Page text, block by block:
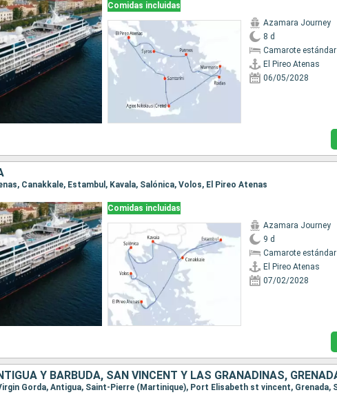
Comidas incluidas
Azamara Journey
8 d
Camarote estándar
El Pireo Atenas
06/05/2028
Canakkale, Estambul, Kavala, Salónica, Volos, El Pireo Atenas
Comidas incluidas
Azamara Journey
9 d
Camarote estándar
El Pireo Atenas
07/02/2028